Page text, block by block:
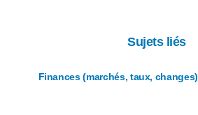
Sujets liés
Finances (marchés, taux, changes)